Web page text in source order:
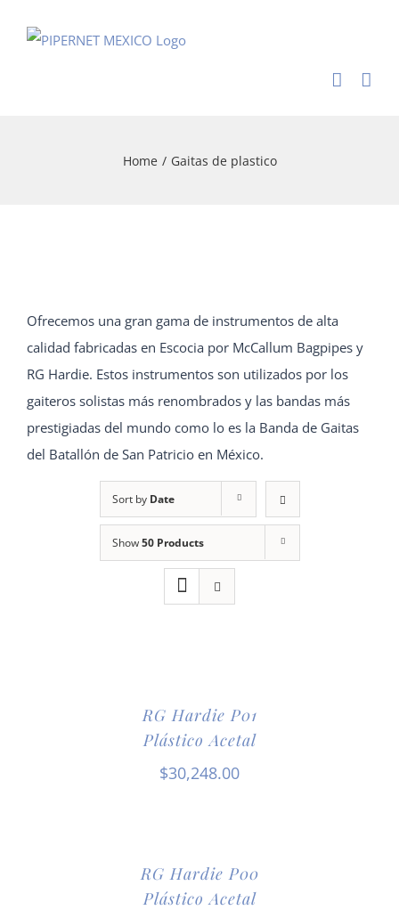
Home / Gaitas de plastico
Ofrecemos una gran gama de instrumentos de alta
calidad fabricadas en Escocia por McCallum Bagpipes y
RG Hardie. Estos instrumentos son utilizados por los
gaiteros solistas más renombrados y las bandas más
prestigiadas del mundo como lo es la Banda de Gaitas
del Batallón de San Patricio en México.
Sort by Date
Show50 Products
RG Hardie P01
Plástico Acetal
$30,248.00
RG Hardie P00
Plástico Acetal